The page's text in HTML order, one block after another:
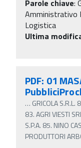
Parole chiave:
Amministrativo
Logistica
Ultima
PDF: 01
… GRICOLA S.R.L.
83. AGRI VIESTI
S.P.A. 85. NINO
PRODUTTORI